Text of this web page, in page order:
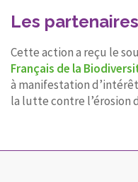
Les partenaires
Cette action a reçu le
Français de la
à manifestation
la lutte contre l’érosion